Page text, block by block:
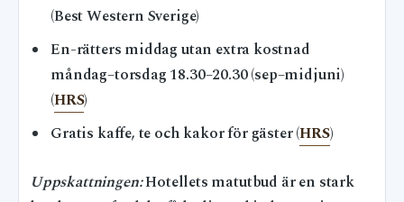
(Best Western Sverige)
En-rätters middag utan extra kostnad
måndag–torsdag 18.30–20.30 (sep–midjuni)
(HRS)
Gratis kaffe, te och kakor för gäster (HRS)
Uppskattningen:Hotellets matutbud är en stark